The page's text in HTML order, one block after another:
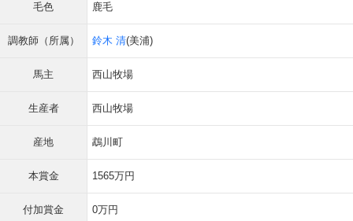
毛色 鹿毛
調教師（所属） 鈴木 清(美浦)
馬主 西山牧場
生産者 西山牧場
産地 鵡川町
本賞金 1565万円
付加賞金 0万円